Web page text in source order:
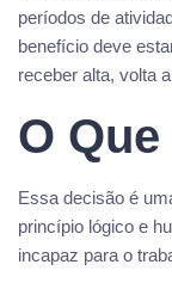
períodos de
benefício deve
receber alta, volta
O
Essa decisão é
princípio lógico e
incapaz para o